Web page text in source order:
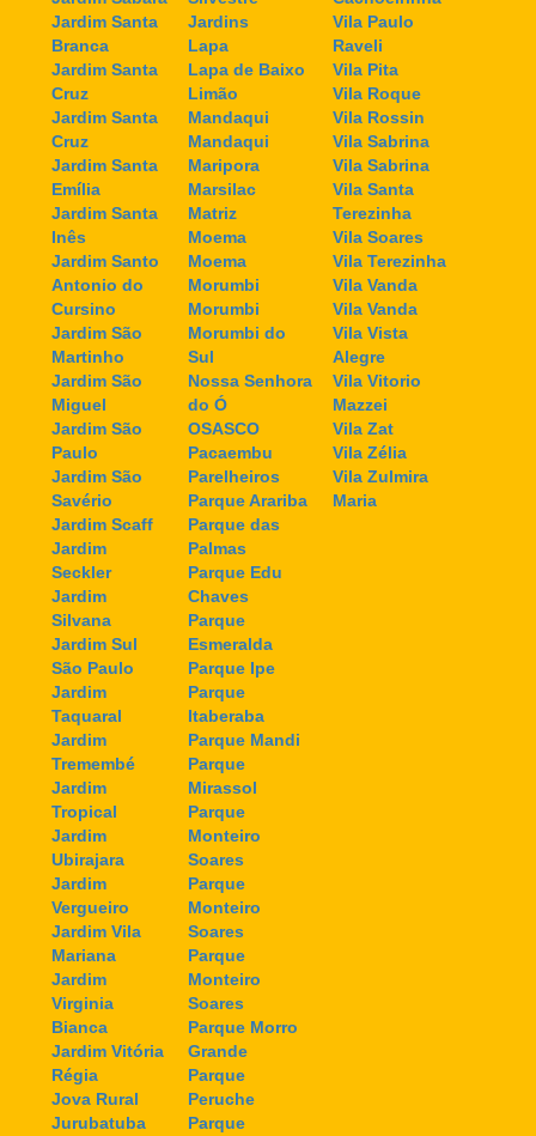
Jardim Santa
Branca
Jardim Santa
Cruz
Jardim Santa
Cruz
Jardim Santa
Emília
Jardim Santa
Inês
Jardim Santo
Antonio do
Cursino
Jardim São
Martinho
Jardim São
Miguel
Jardim São
Paulo
Jardim São
Savério
Jardim Scaff
Jardim
Seckler
Jardim
Silvana
Jardim Sul
São Paulo
Jardim
Taquaral
Jardim
Tremembé
Jardim
Tropical
Jardim
Ubirajara
Jardim
Vergueiro
Jardim Vila
Mariana
Jardim
Virginia
Bianca
Jardim Vitória
Régia
Jova Rural
Jurubatuba
Jardins
Lapa
Lapa de Baixo
Limão
Mandaqui
Mandaqui
Maripora
Marsilac
Matriz
Moema
Moema
Morumbi
Morumbi
Morumbi do
Sul
Nossa Senhora
do Ó
OSASCO
Pacaembu
Parelheiros
Parque Arariba
Parque das
Palmas
Parque Edu
Chaves
Parque
Esmeralda
Parque Ipe
Parque
Itaberaba
Parque Mandi
Parque
Mirassol
Parque
Monteiro
Soares
Parque
Monteiro
Soares
Parque
Monteiro
Soares
Parque Morro
Grande
Parque
Peruche
Parque
Vila Paulo
Raveli
Vila Pita
Vila Roque
Vila Rossin
Vila Sabrina
Vila Sabrina
Vila Santa
Terezinha
Vila Soares
Vila Terezinha
Vila Vanda
Vila Vanda
Vila Vista
Alegre
Vila Vitorio
Mazzei
Vila Zat
Vila Zélia
Vila Zulmira
Maria